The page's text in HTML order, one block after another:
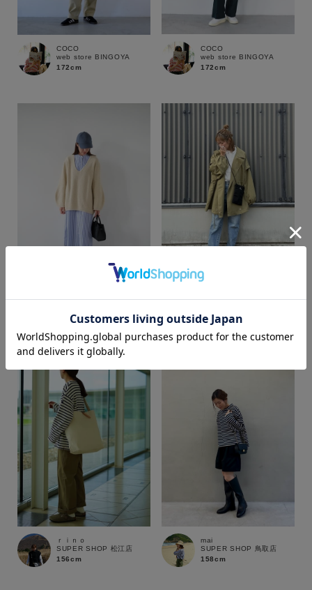
価格
商品タイプ
通常商品 予約商品
セール価格 WEB限定
在庫
在庫あり 在庫なし含む
COCO
web store BINGOYA
172cm
COCO
web store BINGOYA
172cm
170cm
158cm
ｒｉｎｏ
SUPER SHOP 松江店
156cm
mai
SUPER SHOP 鳥取店
158cm